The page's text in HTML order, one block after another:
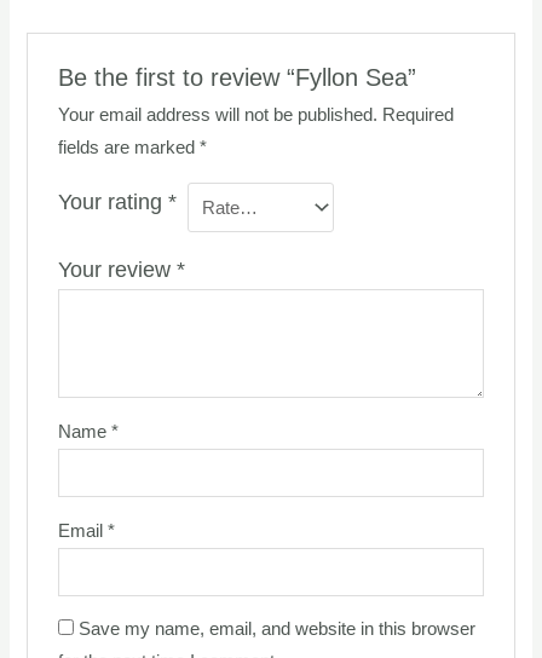
Be the first to review “Fyllon Sea”
Your email address will not be published. Required
fields are marked *
Your rating *
Your review *
Name *
Email *
Save my name, email, and website in this browser